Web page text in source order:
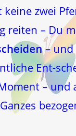
keine zwei
reiten – Du
–
Ent-
– und